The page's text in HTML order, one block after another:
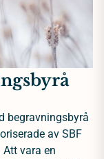
begravningsbyrå
av SBF
Att vara en